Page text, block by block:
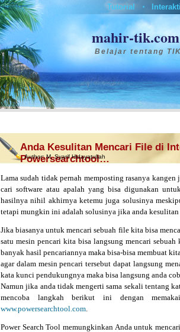
Tutorial •
mahir-tik.com
Belajar tentang
Anda Kesulitan Mencari File di
Powersearchtool…
Author:M. Syarif Hidayatullah
Lama sudah tidak pernah memposting rasanya
cari software atau apalah yang bisa digunakan
hasilnya nihil akhirnya ketemu juga solusinya
tetapi mungkin ini adalah solusinya jika anda
Jika biasanya untuk mencari sebuah file kita bisa
satu mesin pencari kita bisa langsung mencari
banyak hasil pencariannya maka bisa-bisa membuat
agar dalam mesin pencari tersebut dapat langsung
kata kunci pendukungnya maka bisa langsung anda
Namun jika anda tidak mengerti sama sekali tentang
mencoba langkah berikut ini dengan
www.powersearchtool.com.
Power Search Tool memungkinkan Anda untuk